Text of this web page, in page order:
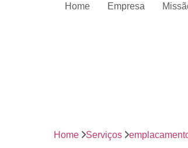
Home Empresa
Home Serviços